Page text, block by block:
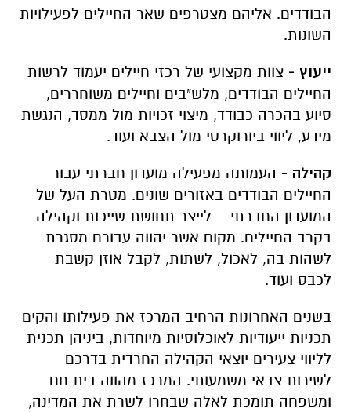
הבודדים. אליהם מצטרפים שאר החיילים לפעילויות
השונות.
ייעוץ - צוות מקצועי של רכזי חיילים יעמוד לרשות
החיילים הבודדים, מלש"בים וחיילים משוחררים,
סיוע בהכרה כבודד, מיצוי זכויות מול ממסד, הנגשת
מידע, ליווי ביורוקרטי מול הצבא ועוד.
קהילה - העמותה מפעילה מועדון חברתי עבור
החיילים הבודדים באזורים שונים. מטרת העל של
המועדון החברתי – לייצר תחושת שייכות וקהילה
בקרב החיילים. מקום אשר יהווה עבורם מסגרת
לשהות בה, לאכול, לשתות, לקבל אוזן קשבת
לכבס ועוד.
בשנים האחרונות הרחיב המרכז את פעילותו והקים
תכניות ייעודיות לאוכלוסיות מיוחדות, ביניהן תכנית
לליווי צעירים יוצאי הקהילה החרדית בדרכם
לשירות צבאי משמעותי. המרכז מהווה בית חם
ומשפחה תומכת לאלה שבחרו לשרת את המדינה,